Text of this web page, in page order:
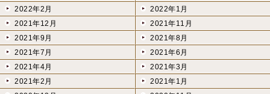
2022年2月
2022年1月
2021年12月
2021年11月
2021年9月
2021年8月
2021年7月
2021年6月
2021年4月
2021年3月
2021年2月
2021年1月